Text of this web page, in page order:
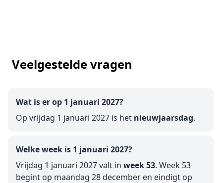
Veelgestelde vragen
Wat is er op 1 januari 2027?
Op vrijdag 1 januari 2027 is het nieuwjaarsdag.
Welke week is 1 januari 2027?
Vrijdag 1 januari 2027 valt in week 53. Week 53
begint op maandag 28 december en eindigt op